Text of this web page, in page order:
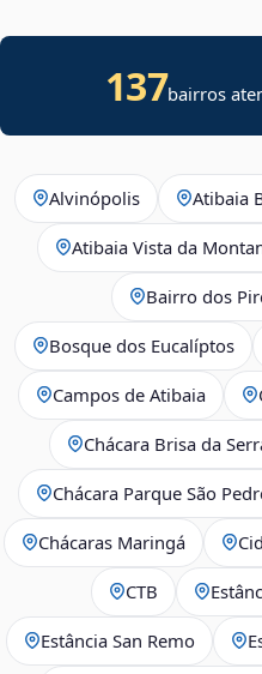
137bairros
Alvinópolis Atibaia
Atibaia Vista da
Bairro dos
Bosque dos Eucalíptos
Campos de Atibaia
Chácara Brisa da
Chácara Parque São
Chácaras Maringá
CTB
Estância San Remo